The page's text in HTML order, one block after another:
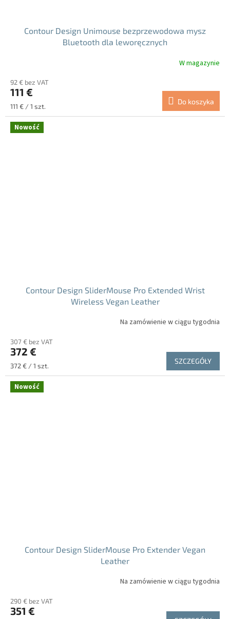
Contour Design Unimouse bezprzewodowa mysz
Bluetooth dla leworęcznych
W magazynie
92 € bez VAT
111 €
Cena
jednostkowa:
111 € / 1 szt.
Do koszyka
Nowość
Contour Design SliderMouse Pro Extended Wrist
Wireless Vegan Leather
Na zamówienie w ciągu tygodnia
307 € bez VAT
372 €
Cena
jednostkowa:
372 € / 1 szt.
SZCZEGÓŁY
Nowość
Contour Design SliderMouse Pro Extender Vegan
Leather
Na zamówienie w ciągu tygodnia
290 € bez VAT
351 €